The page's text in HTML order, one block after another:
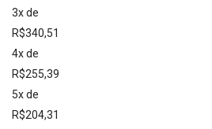
3x de
R$340,51
4x de
R$255,39
5x de
R$204,31